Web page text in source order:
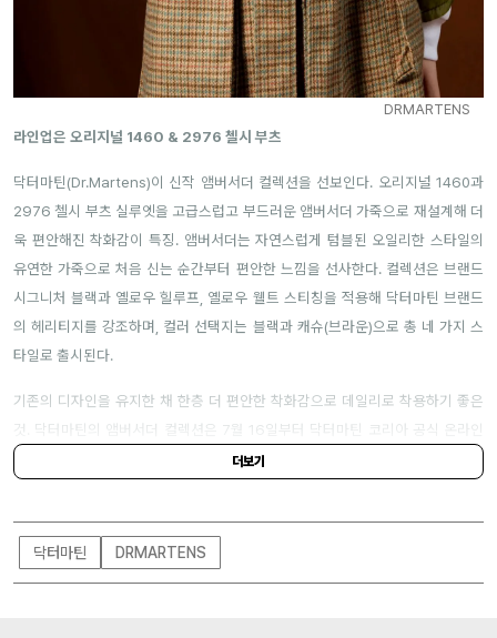
DRMARTENS
라인업은 오리지널 1460 & 2976 첼시 부츠
닥터마틴(Dr.Martens)이 신작 앰버서더 컬렉션을 선보인다. 오리지널 1460과
2976 첼시 부츠 실루엣을 고급스럽고 부드러운 앰버서더 가죽으로 재설계해 더
욱 편안해진 착화감이 특징. 앰버서더는 자연스럽게 텀블된 오일리한 스타일의
유연한 가죽으로 처음 신는 순간부터 편안한 느낌을 선사한다. 컬렉션은 브랜드
시그니처 블랙과 옐로우 힐루프, 옐로우 웰트 스티칭을 적용해 닥터마틴 브랜드
의 헤리티지를 강조하며, 컬러 선택지는 블랙과 캐슈(브라운)으로 총 네 가지 스
타일로 출시된다.
기존의 디자인을 유지한 채 한층 더 편안한 착화감으로 데일리로 착용하기 좋은
것. 닥터마틴의 앰버서더 컬렉션은 7월 16일부터 닥터마틴 코리아 공식 온라인
스토어(
) 및 일부 매장에서 구매 가능하다.
더보기
닥터마틴 DRMARTENS